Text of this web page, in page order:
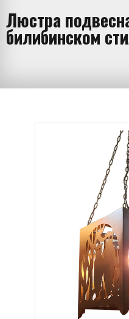
Люстра
билибинском